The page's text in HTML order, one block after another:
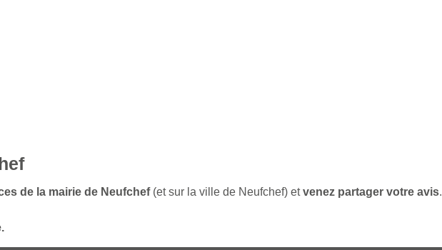
de la mairie de Neufchef(et sur la ville de Neufchef) etvenez partager votre avis.